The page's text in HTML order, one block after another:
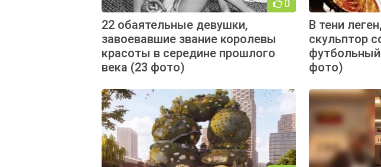
0
22 обаятельные девушки,
завоевавшие звание королевы
красоты в середине прошлого
века (23 фото)
В тени
скульптор
фото)